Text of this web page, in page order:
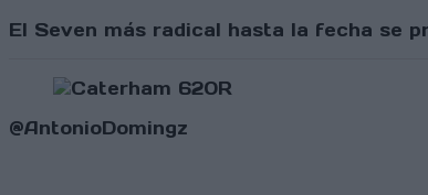
El Seven más radical hasta la fecha se
@AntonioDomingz